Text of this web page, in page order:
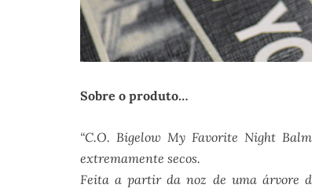
Sobre o produto…
“C.O. Bigelow My Favorite Night
extremamente secos.
Feita a partir da noz de uma árvore